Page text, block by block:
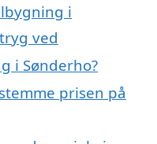
i
ved
i Sønderho?
prisen på